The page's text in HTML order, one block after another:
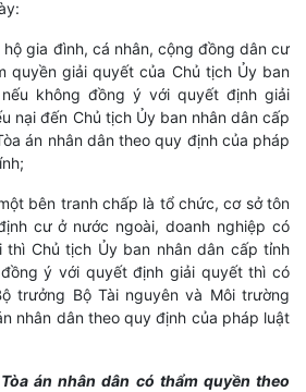
gia đình, cá nhân, cộng đồng dân cư
quyền giải quyết của Chủ tịch Ủy ban
không đồng ý với quyết định giải
nại đến Chủ tịch Ủy ban nhân dân cấp
án nhân dân theo quy định của pháp
bên tranh chấp là tổ chức, cơ sở tôn
cư ở nước ngoài, doanh nghiệp có
Chủ tịch Ủy ban nhân dân cấp tỉnh
ý với quyết định giải quyết thì có
trưởng Bộ Tài nguyên và Môi trường
nhân dân theo quy định của pháp luật
án nhân dân có thẩm quyền theo